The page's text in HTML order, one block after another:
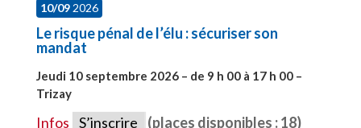
10/092026
Le risque pénal de l’élu : sécuriser son
mandat
Jeudi 10 septembre 2026 – de 9 h 00 à 17 h 00 –
Trizay
Infos S’inscrire (places disponibles : 18)